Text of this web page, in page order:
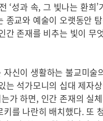
‘성과 속, 그 빛나는 환희
교와 예술이 오랫동안
간 존재를 비추는 빛이 무
신이 생활하는 불교미술
는 석가모니의 십대 제자
가 하면, 인간 존재의 실
를 나란히 배치했다. 또